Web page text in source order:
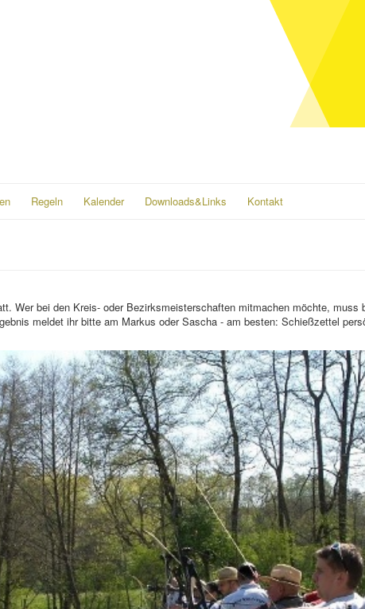
Regeln Kalender Downloads&Links Kontakt
Wer bei den Kreis- oder Bezirksmeisterschaften mitmachen möchte, muss
meldet ihr bitte am Markus oder Sascha - am besten: Schießzettel